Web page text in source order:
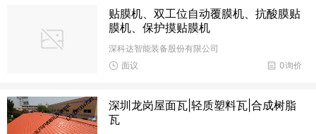
贴膜机、双工位自动覆膜机、抗酸膜贴
膜机、保护摸贴膜机
深科达智能装备股份有限公司
0询价
面议
深圳龙岗屋面瓦|轻质塑料瓦|合成树脂
瓦